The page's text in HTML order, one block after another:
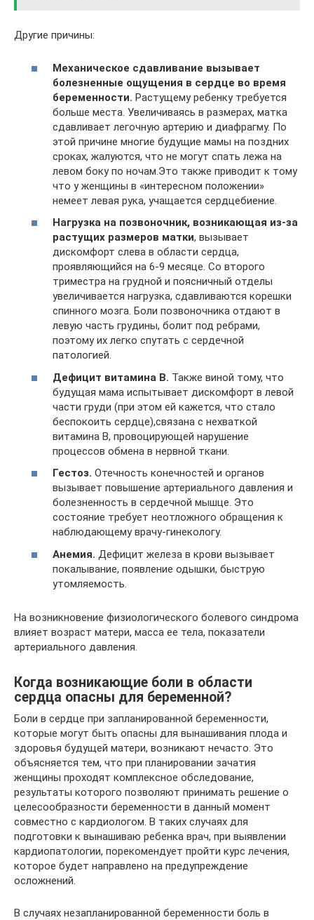
Другие причины:
Механическое сдавливание вызывает
болезненные ощущения в сердце во время
беременности. Растущему ребенку требуется
больше места. Увеличиваясь в размерах, матка
сдавливает легочную артерию и диафрагму. По
этой причине многие будущие мамы на поздних
сроках, жалуются, что не могут спать лежа на
левом боку по ночам.Это также приводит к тому
что у женщины в «интересном положении»
немеет левая рука, учащается сердцебиение.
Нагрузка на позвоночник, возникающая из-за
растущих размеров матки, вызывает
дискомфорт слева в области сердца,
проявляющийся на 6-9 месяце. Со второго
триместра на грудной и поясничный отделы
увеличивается нагрузка, сдавливаются корешки
спинного мозга. Боли позвоночника отдают в
левую часть грудины, болит под ребрами,
поэтому их легко спутать с сердечной
патологией.
Дефицит витамина В. Также виной тому, что
будущая мама испытывает дискомфорт в левой
части груди (при этом ей кажется, что стало
беспокоить сердце),связана с нехваткой
витамина В, провоцирующей нарушение
процессов обмена в нервной ткани.
Гестоз. Отечность конечностей и органов
вызывает повышение артериального давления и
болезненность в сердечной мышце. Это
состояние требует неотложного обращения к
наблюдающему врачу-гинекологу.
Анемия. Дефицит железа в крови вызывает
покалывание, появление одышки, быструю
утомляемость.
На возникновение физиологического болевого синдрома
влияет возраст матери, масса ее тела, показатели
артериального давления.
Когда возникающие боли в области
сердца опасны для беременной?
Боли в сердце при запланированной беременности,
которые могут быть опасны для вынашивания плода и
здоровья будущей матери, возникают нечасто. Это
объясняется тем, что при планировании зачатия
женщины проходят комплексное обследование,
результаты которого позволяют принимать решение о
целесообразности беременности в данный момент
совместно с кардиологом. В таких случаях для
подготовки к вынашиваю ребенка врач, при выявлении
кардиопатологии, порекомендует пройти курс лечения,
которое будет направлено на предупреждение
осложнений.
В случаях незапланированной беременности боль в